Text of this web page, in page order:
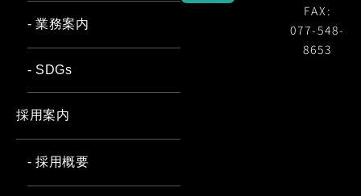
FAX:
077-548-
8653
- 業務案内
- SDGs
採用案内
- 採用概要